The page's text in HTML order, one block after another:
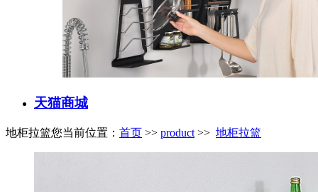
天猫商城
地柜拉篮您当前位置： 首页 >> product >> 地柜拉篮